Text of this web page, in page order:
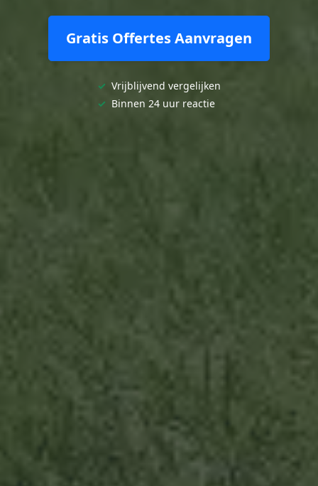
Gratis Offertes Aanvragen
✓ Vrijblijvend vergelijken
✓ Binnen 24 uur reactie